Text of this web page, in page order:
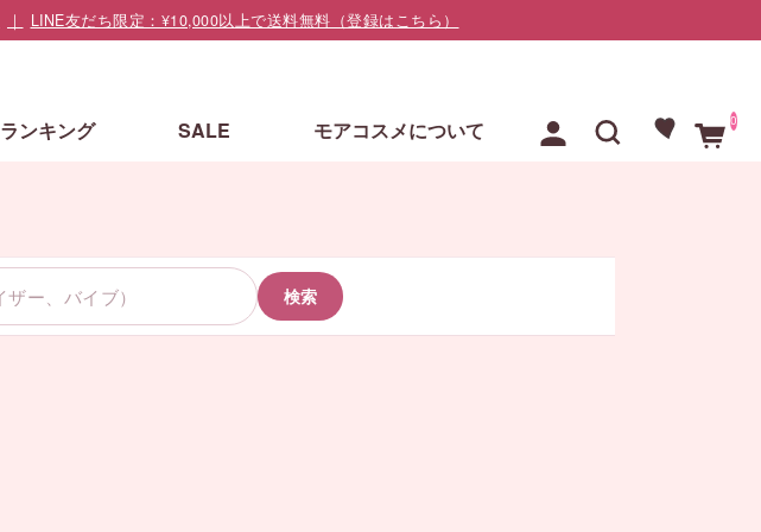
ランキング SALE モアコスメについて 0
検索
LINE友だち限定：¥10,000以上で送料無料（登録はこちら）